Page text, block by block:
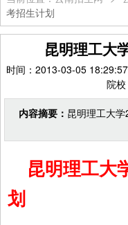
考招生计划
昆明理工大
时间：2013-03-05
院
内容摘要： 昆明理工大
昆明理工大
划